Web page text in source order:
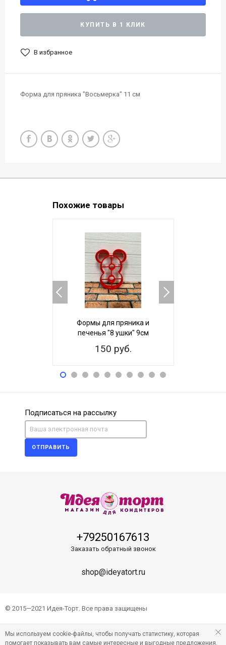
КУПИТЬ В 1 КЛИК
В избранное
Форма для пряника "Восьмерка" 11 см
Похожие товары
Формы для пряника и
печенья "8 ушки" 9см
150 руб.
Подписаться на рассылку
ОТПРАВИТЬ
+79250167613
Заказать обратный звонок
shop@ideyatort.ru
© 2015—2021 Идея-Торт. Все права защищены
Мы используем cookie-файлы, чтобы получать статистику, которая
помогает показывать вам самые интересные и выгодные предложения.